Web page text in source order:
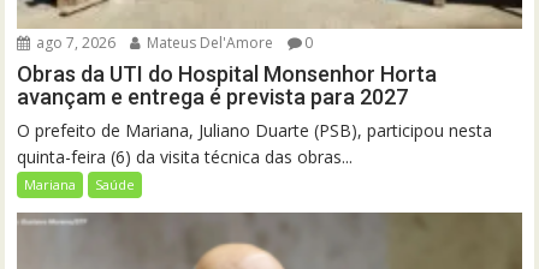
ago 7, 2026 Mateus Del'Amore 0
Obras da UTI do Hospital Monsenhor Horta
avançam e entrega é prevista para 2027
O prefeito de Mariana, Juliano Duarte (PSB), participou nesta
quinta-feira (6) da visita técnica das obras...
Mariana Saúde